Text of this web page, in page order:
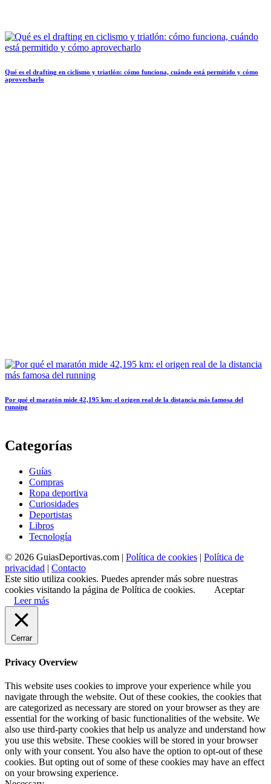
Qué es el drafting en ciclismo y triatlón: cómo funciona, cuándo está permitido y cómo
aprovecharlo
Por qué el maratón mide 42,195 km: el origen real de la distancia más famosa del
running
Categorías
Guías
Compras
Ropa deportiva
Curiosidades
Deportistas
Libros
Tecnología
© 2026 GuiasDeportivas.com | Política de cookies | Política de
privacidad | Contacto
Este sitio utiliza cookies. Puedes aprender más sobre nuestras
cookies visitando la página de Política de cookies.
Aceptar
Leer más
Cerrar
Privacy Overview
This website uses cookies to improve your experience while you
navigate through the website. Out of these cookies, the cookies that
are categorized as necessary are stored on your browser as they are
essential for the working of basic functionalities of the website. We
also use third-party cookies that help us analyze and understand how
you use this website. These cookies will be stored in your browser
only with your consent. You also have the option to opt-out of these
cookies. But opting out of some of these cookies may have an effect
on your browsing experience.